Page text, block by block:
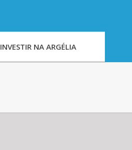
INVESTIR NA ARGÉLIA